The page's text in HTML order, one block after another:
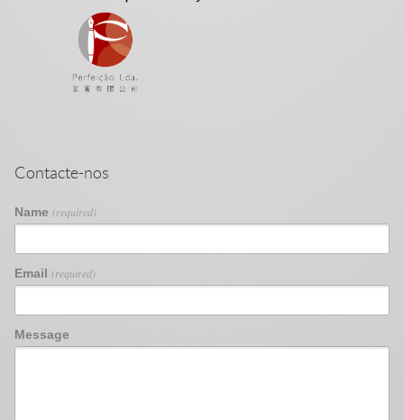
Contacte-nos
Name (required)
Email (required)
Message